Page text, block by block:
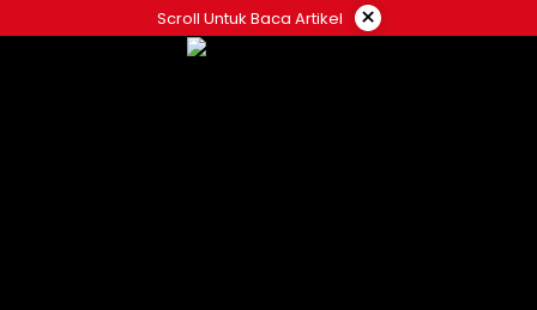
ke
Scroll Untuk Baca Artikel ×